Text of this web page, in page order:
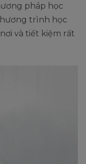
pháp học
trình học
và tiết kiệm rất